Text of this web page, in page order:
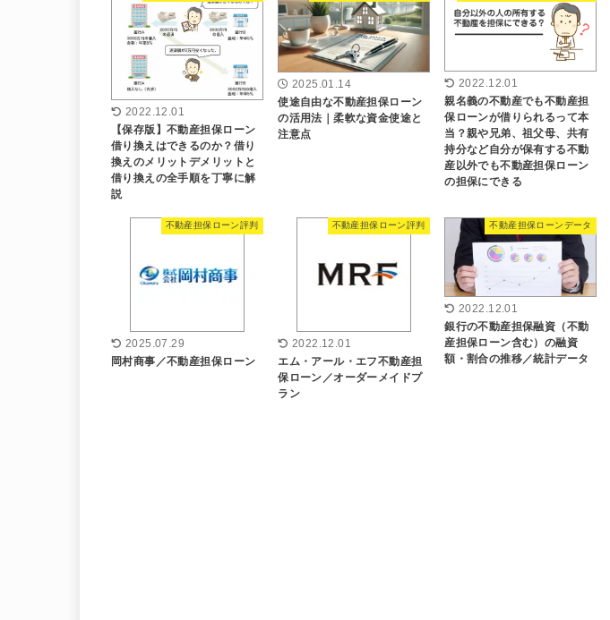
2022.12.01
【保存版】不動産担保ローン
借り換えはできるのか？借り
換えのメリットデメリットと
借り換えの全手順を丁寧に解
説
2025.01.14
使途自由な不動産担保ローン
の活用法｜柔軟な資金使途と
注意点
2022.12.01
親名義の不動産でも不動産担
保ローンが借りられるって本
当？親や兄弟、祖父母、共有
持分など自分が保有する不動
産以外でも不動産担保ローン
の担保にできる
不動産担保ローン評判
2025.07.29
岡村商事／不動産担保ローン
不動産担保ローン評判
2022.12.01
エム・アール・エフ不動産担
保ローン／オーダーメイドプ
ラン
不動産担保ローンデータ
2022.12.01
銀行の不動産担保融資（不動
産担保ローン含む）の融資
額・割合の推移／統計データ